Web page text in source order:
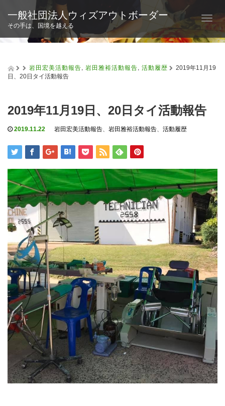
T
g
e
n
一般社団法人ウィズアウトボーダー
その手は、国境を越える
岩田宏美活動報告, 岩田雅裕活動報告, 活動履歴
2019年11月19
日、20日タイ活動報告
2019年11月19日、20日タイ活動報告
2019.11.22 岩田宏美活動報告、 岩田雅裕活動報告、 活動履歴